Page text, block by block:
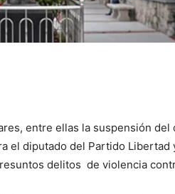
entre ellas la suspensión del
el diputado del Partido Libertad
delitos de violencia